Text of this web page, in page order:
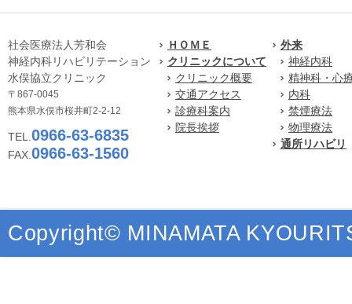
社会医療法人芳和会
神経内科リハビリテーション
水俣協立クリニック
〒867-0045
熊本県水俣市桜井町2-2-12
TEL. 0966-63-6835
FAX. 0966-63-1560
ＨＯＭＥ
クリニックについて
クリニック概要
交通アクセス
診療科案内
院長挨拶
外来
神経内科
精神科・心
内科
禁煙療法
物理療法
通所リハビリ
Copyright© MINAMATA